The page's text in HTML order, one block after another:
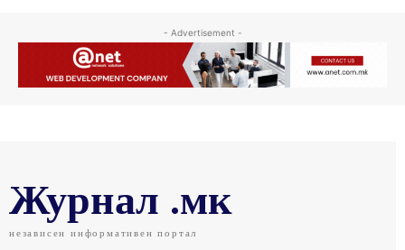
- Advertisement -
Журнал .мк
независен информативен портал